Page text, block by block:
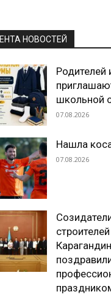
НОВОСТЕЙ
Родителей
школьной
07.08.2026
Нашла
07.08.2026
строителей